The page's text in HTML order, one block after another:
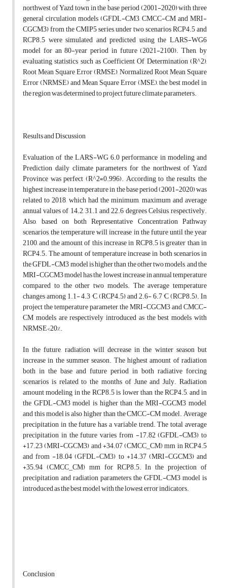
northwest of Yazd town in the base period (2001-2020) with three
general circulation models (GFDL-CM3, CMCC-CM and MRI-
CGCM3) from the CMIP5 series, under two scenarios RCP4.5 and
RCP8.5 were simulated and predicted using the LARS-WG6
model for an 80-year period in future (2021-2100). Then, by
evaluating statistics such as Coefficient Of Determination (R^2),
Root Mean Square Error (RMSE), Normalized Root Mean Square
Error (NRMSE) and Mean Square Error (MSE), the best model in
the region was determined to project future climate parameters.
Results and Discussion
Evaluation of the LARS-WG 6.0 performance in modeling and
Prediction daily climate parameters for the northwest of Yazd
Province was perfect (R^2=0.996). According to the results, the
highest increase in temperature in the base period (2001-2020) was
related to 2018, which had the minimum, maximum and average
annual values of 14.2, 31.1 and 22.6 degrees Celsius, respectively.
Also, based on both Representative Concentration Pathway
scenarios, the temperature will increase in the future until the year
2100, and the amount of this increase in RCP8.5 is greater than in
RCP4.5. The amount of temperature increase in both scenarios in
the GFDL-CM3 model is higher than the other two models, and the
MRI-CGCM3 model has the lowest increase in annual temperature
compared to the other two models. The average temperature
changes among 1.1- 4.3 °C (RCP4.5) and 2.6- 6.7 °C (RCP8.5). In
project the temperature parameter, the MRI-CGCM3 and CMCC-
CM models are respectively introduced as the best models with
NRMSE<20%.
In the future, radiation will decrease in the winter season but
increase in the summer season. The highest amount of radiation
both in the base and future period in both radiative forcing
scenarios is related to the months of June and July. Radiation
amount modeling in the RCP8.5 is lower than the RCP4.5, and in
the GFDL-CM3 model is higher than the MRI-CGCM3 model,
and this model is also higher than the CMCC-CM model. Average
precipitation in the future has a variable trend. The total average
precipitation in the future varies from -17.82 (GFDL-CM3) to
+17.23 (MRI-CGCM3) and +34.07 (CMCC_CM) mm in RCP4.5
and from -18.04 (GFDL-CM3) to +14.37 (MRI-CGCM3) and
+35.94 (CMCC_CM) mm for RCP8.5. In the projection of
precipitation and radiation parameters, the GFDL-CM3 model is
introduced as the best model with the lowest error indicators.
Conclusion